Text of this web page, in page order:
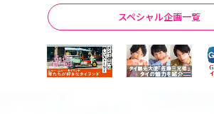
スペシャル企画一覧